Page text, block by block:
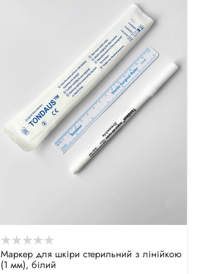
Маркер для шкіри стерильний з лінійкою
(1 мм), білий